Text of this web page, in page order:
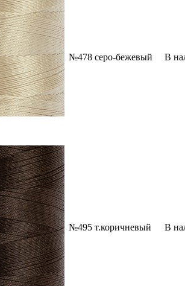
№478 серо-бежевый В
№495 т.коричневый В